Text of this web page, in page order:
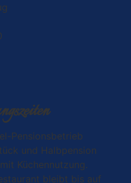
Pensionsbetrieb
und Halbpension
Küchennutzung.
bleibt bis auf